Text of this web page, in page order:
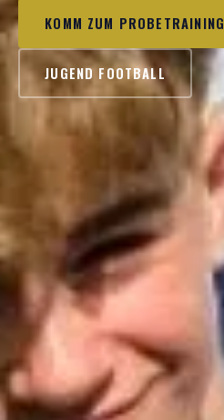
KOMM ZUM PROBETRAINING
JUGEND FOOTBALL